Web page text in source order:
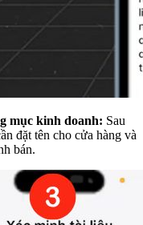
mục kinh doanh: Sau
đặt tên cho cửa hàng và
bán.